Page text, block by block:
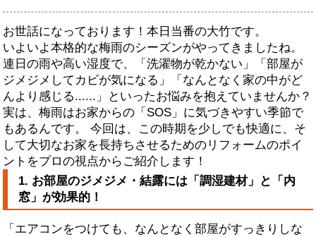
お世話になっております！本日当番の大竹です。
いよいよ本格的な梅雨のシーズンがやってきましたね。
連日の雨や高い湿度で、「洗濯物が乾かない」「部屋が
ジメジメしてカビが気になる」「なんとなく家の中がど
んより感じる......」といったお悩みを抱えていませんか？
実は、梅雨はお家からの「SOS」に気づきやすい季節で
もあるんです。 今回は、この時期を少しでも快適に、そ
して大切なお家を長持ちさせるためのリフォームのポイ
ントをプロの視点からご紹介します！
1. お部屋のジメジメ・結露には「調湿建材」と「内
窓」が効果的！
「エアコンをつけても、なんとなく部屋がすっきりしな